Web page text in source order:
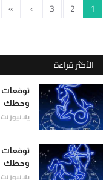
1
2
3
›
»
الأكثر قراءة
وحظك
يلا نيوز نت
وحظك
يلا نيوز نت